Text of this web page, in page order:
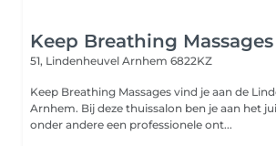
Keep Breathing Massages
51, Lindenheuvel Arnhem 6822KZ
Keep Breathing Massages vind je aan de
Arnhem. Bij deze thuissalon ben je aan het
onder andere een professionele ont...